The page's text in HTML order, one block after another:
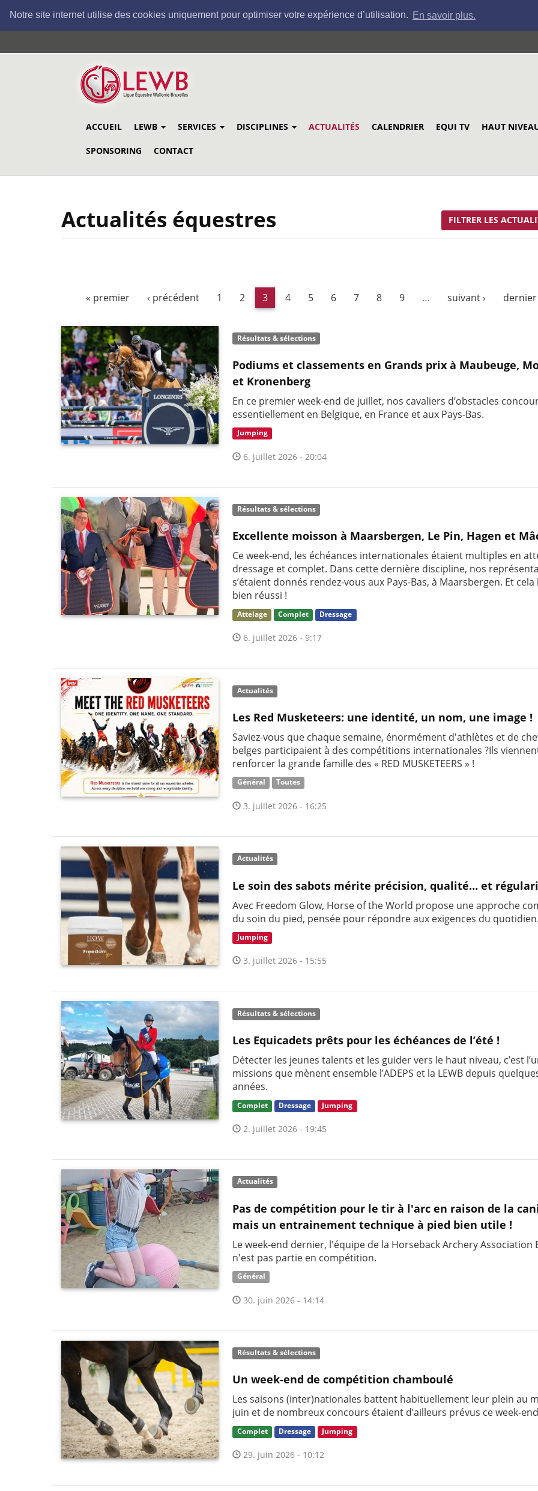
Notre site internet utilise des cookies uniquement pour optimiser votre expérience d’utilisation. En savoir plus.
au
ACCUEIL LEWB SERVICES DISCIPLINES ACTUALITÉS CALENDRIER EQUI TV HAUT
SPONSORING CONTACT
Actualités équestres FILTRER LES
« premier ‹ précédent 1 2 3 4 5 6 7 8 9 … suivant › dernier
Résultats & sélections
Podiums et classements en Grands prix à Maubeuge,
et Kronenberg
En ce premier week-end de juillet, nos cavaliers d’obstacles
essentiellement en Belgique, en France et aux Pays-Bas.
Jumping
6. juillet 2026 - 20:04
Résultats & sélections
Excellente moisson à Maarsbergen, Le Pin, Hagen et
Ce week-end, les échéances internationales étaient multiples en
dressage et complet. Dans cette dernière discipline, nos
s’étaient donnés rendez-vous aux Pays-Bas, à Maarsbergen. Et cela
bien réussi !
Attelage Complet Dressage
6. juillet 2026 - 9:17
Actualités
Les Red Musketeers: une identité, un nom, une image !
Saviez-vous que chaque semaine, énormément d'athlètes et de
belges participaient à des compétitions internationales ?Ils
renforcer la grande famille des « RED MUSKETEERS » !
Général Toutes
3. juillet 2026 - 16:25
Actualités
Le soin des sabots mérite précision, qualité… et
Avec Freedom Glow, Horse of the World propose une approche
du soin du pied, pensée pour répondre aux exigences du quotidien.
Jumping
3. juillet 2026 - 15:55
Résultats & sélections
Les Equicadets prêts pour les échéances de l’été !
Détecter les jeunes talents et les guider vers le haut niveau, c’est
missions que mènent ensemble l’ADEPS et la LEWB depuis
années.
Complet Dressage Jumping
2. juillet 2026 - 19:45
Actualités
Pas de compétition pour le tir à l'arc en raison de la
mais un entrainement technique à pied bien utile !
Le week-end dernier, l'équipe de la Horseback Archery Association
n'est pas partie en compétition.
Général
30. juin 2026 - 14:14
Résultats & sélections
Un week-end de compétition chamboulé
Les saisons (inter)nationales battent habituellement leur plein au
juin et de nombreux concours étaient d’ailleurs prévus ce week-
Complet Dressage Jumping
29. juin 2026 - 10:12